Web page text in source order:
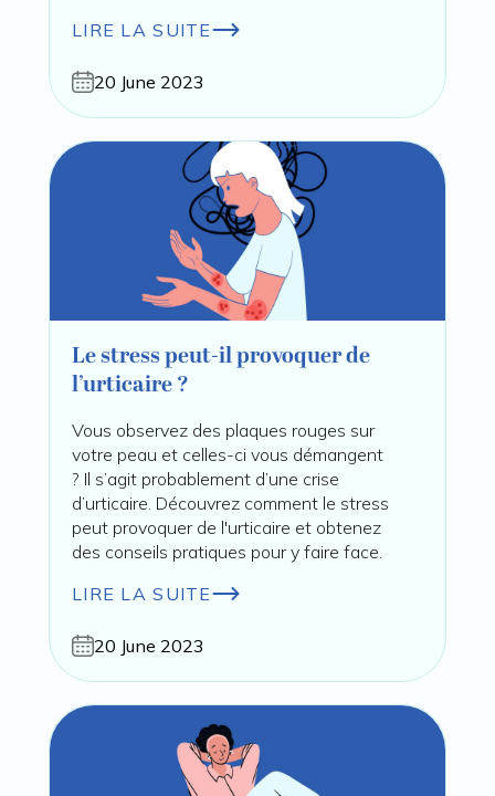
LIRE LA SUITE
20 June 2023
Le stress peut-il provoquer de
l’urticaire ?
Vous observez des plaques rouges sur
votre peau et celles-ci vous démangent
? Il s’agit probablement d’une crise
d’urticaire. Découvrez comment le stress
peut provoquer de l'urticaire et obtenez
des conseils pratiques pour y faire face.
LIRE LA SUITE
20 June 2023